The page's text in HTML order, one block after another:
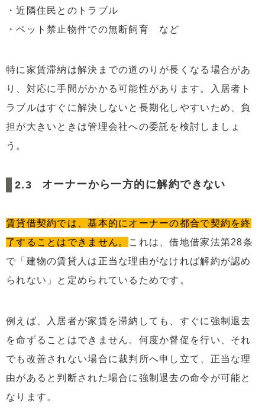
・近隣住民とのトラブル
・ペット禁止物件での無断飼育 など
特に家賃滞納は解決までの道のりが長くなる場合があ
り、対応に手間がかかる可能性があります。入居者ト
ラブルはすぐに解決しないと長期化しやすいため、負
担が大きいときは管理会社への委託を検討しましょ
う。
オーナーから一方的に解約できない
賃貸借契約では、基本的にオーナーの都合で契約を終
了することはできません。 これは、借地借家法第28条
で「建物の賃貸人は正当な理由がなければ解約が認め
られない」と定められているためです。
例えば、入居者が家賃を滞納しても、すぐに強制退去
を命ずることはできません。何度か督促を行い、それ
でも改善されない場合に裁判所へ申し立て、正当な理
由があると判断された場合に強制退去の命令が可能と
なります。